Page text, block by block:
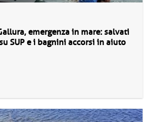
emergenza in mare: salvati
SUP e i bagnini accorsi in aiuto